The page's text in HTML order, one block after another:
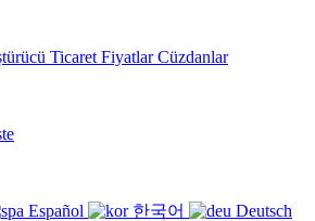
Ticaret FiyatlarCüzdanlar
Español 한국어
Deutsch